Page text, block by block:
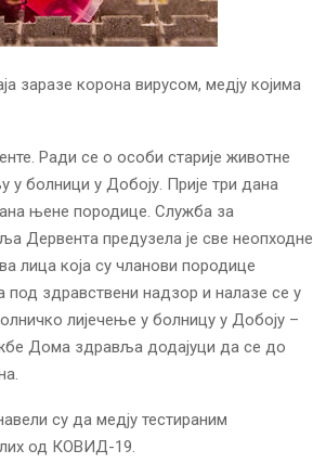
заразе корона вирусом, медју којима
Ради се о особи старије животне
у болници у Добоју. Прије три дана
њене породице. Служба за
Дервента предузела је све неопходне
лица која су чланови породице
здравствени надзор и налазе се у
лијечење у болницу у Добоју –
Дома здравља додајуци да се до
су да медју тестираним
од КОВИД-19.